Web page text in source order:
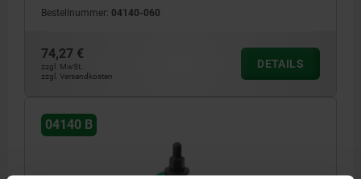
Bestellnummer: 04140-060
74,27 €
zzgl. MwSt.
zzgl. Versandkosten
DETAILS
04140 B